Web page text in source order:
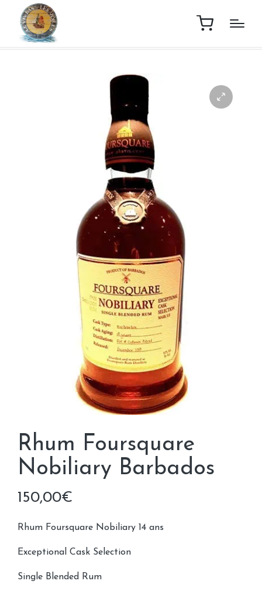
Home Boutique Rhum Foursquare Nobiliary Barbados
Rhum Foursquare
Nobiliary Barbados
150,00€
Rhum Foursquare Nobiliary 14 ans
Exceptional Cask Selection
Single Blended Rum